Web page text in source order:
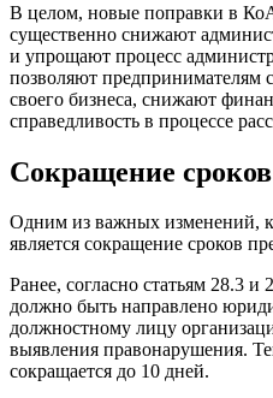
В целом, новые поправки в
существенно снижают
и упрощают процесс
позволяют предпринимателям
своего бизнеса, снижают
справедливость в процессе
Сокращение сроков
Одним из важных изменений,
является сокращение сроков
Ранее, согласно статьям 28.3
должно быть направлено
должностному лицу
выявления правонарушения.
сокращается до 10 дней.